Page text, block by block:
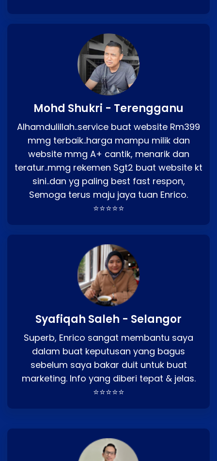
Mohd Shukri - Terengganu
Alhamdulillah..service buat website Rm399
mmg terbaik..harga mampu milik dan
website mmg A+ cantik, menarik dan
teratur..mmg rekemen Sgt2 buat website kt
sini..dan yg paling best fast respon,
Semoga terus maju jaya tuan Enrico.
⭐⭐⭐⭐⭐
Syafiqah Saleh - Selangor
Superb, Enrico sangat membantu saya
dalam buat keputusan yang bagus
sebelum saya bakar duit untuk buat
marketing. Info yang diberi tepat & jelas.
⭐⭐⭐⭐⭐